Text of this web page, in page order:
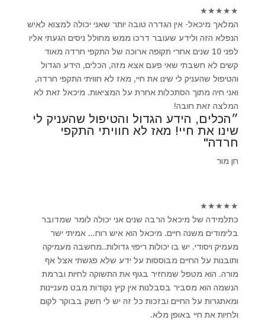
★
★
★
★
★
המלאך מיכאל- אין הגדרה טובה יותר שאני יכולה למצוא לאיש
הנפלא הזה ולידע שעובר דרכו ממש מחולל ניסים הגעתי אליו
לפני 10 שנים אחרי תקופה ארוכה של התקפי חרדה מאוד
קשים לא חשבתי שאי פעם אצא מזה, הכלים, הידע הגדול
והטיפול שהעניק לי שינו את חיי, מאז לא חוויתי התקפי חרדה,
ואני חיה מתוך הסתכלות אחרת על המציאות. מיכאל זאת לא
המלצה זאת חובה!
״הכלים, הידע הגדול והטיפול שהעניק לי
שינו את חיי! מאז לא חוויתי התקפי
חרדה"
חן מור
★
★
★
★
★
כתלמידה של מיכאל הרבה שנים אני יכולה לומר שמדובר
בלימודים משנה חיים. מיכאל הוא איש רוח... אמיתי ישר
מעמיק ויסודי. יש בו יכולות ריפוי גדולות..מחשבה מעמיקה
ותובנות על החיים מבוססות על ידע שלא פגשתי אצל אף
מורה. הוא מטפל שמחזיר בגוף את התשוקה לחיות וברמת
הנשמה הוא מסביר בסבלנות אין קיץ נקודות מבט מעניינות
ומאתגרות על החיים ובזכות כל זה יש לי חשק בבוקר לקום
ולחיות את חיי באופן מלא.